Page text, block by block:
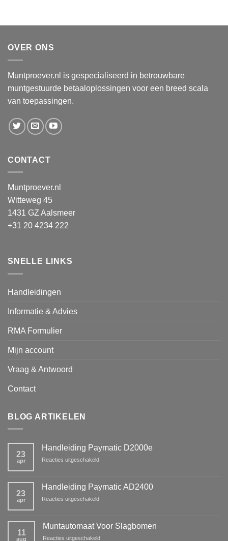
OVER ONS
Muntproever.nl is gespecialiseerd in betrouwbare
muntgestuurde betaaloplossingen voor een breed scala
van toepassingen.
CONTACT
Muntproever.nl
Witteweg 45
1431 GZ Aalsmeer
+31 20 4234 222
SNELLE LINKS
Handleidingen
Informatie & Advies
RMA Formulier
Mijn account
Vraag & Antwoord
Contact
BLOG ARTIKELEN
23
apr
Handleiding Paymatic D2000e
Reacties uitgeschakeldvoor
D2000e
23
apr
Handleiding Paymatic AD2400
Reacties uitgeschakeldvoor
AD2400
11
aug
Muntautomaat Voor Slagbomen
Reacties uitgeschakeldvoor